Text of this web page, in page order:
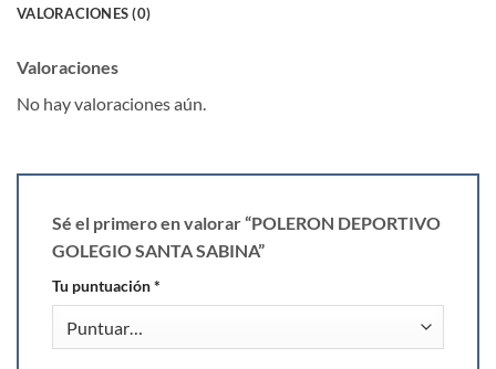
VALORACIONES (0)
Valoraciones
No hay valoraciones aún.
Sé el primero en valorar “POLERON DEPORTIVO
GOLEGIO SANTA SABINA”
Tu puntuación*